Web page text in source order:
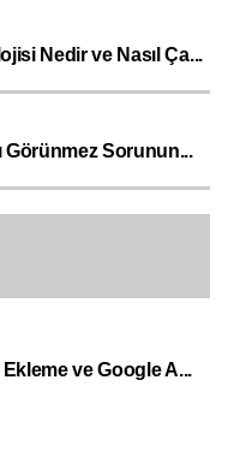
Nedir ve Nasıl Ça...
Görünmez Sorunun...
Ekleme ve Google A...